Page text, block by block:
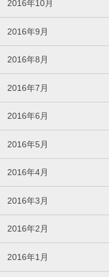
2016年10月
2016年9月
2016年8月
2016年7月
2016年6月
2016年5月
2016年4月
2016年3月
2016年2月
2016年1月